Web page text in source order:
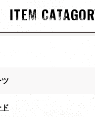
ITEM
ド